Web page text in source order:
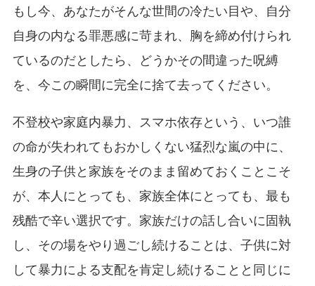
もし今、あなたがそんな世間の冷たい目や、自分
自身の内なる罪悪感に苛まれ、胸を締め付けられ
ているのだとしたら、どうかその間違った呪縛
を、今この瞬間に完全に捨て去ってください。
不登校や家庭内暴力、スマホ依存という、いつ誰
の命が失われてもおかしくない猛烈な嵐の中に、
生身の子供と家族をそのまま留めておくことこそ
が、本人にとっても、家族全体にとっても、最も
残酷で辛い選択です。家族だけの話し合いに固執
し、その場をやり過ごし続けることは、子供に対
して暴力による支配を肯定し続けることと同じに